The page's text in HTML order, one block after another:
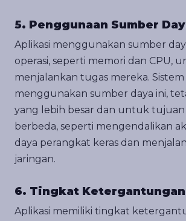
5. Penggunaan Sumber
Aplikasi menggunakan sumber
operasi, seperti memori dan CPU,
menjalankan tugas mereka. Sistem
menggunakan sumber daya ini,
yang lebih besar dan untuk tujuan
berbeda, seperti mengendalikan
daya perangkat keras dan
jaringan.
6. Tingkat Ketergantungan
Aplikasi memiliki tingkat